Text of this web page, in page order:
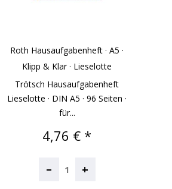
Roth Hausaufgabenheft · A5 ·
Klipp & Klar · Lieselotte
Trötsch Hausaufgabenheft
Lieselotte · DIN A5 · 96 Seiten ·
für...
Preis
4,76 € *
– +